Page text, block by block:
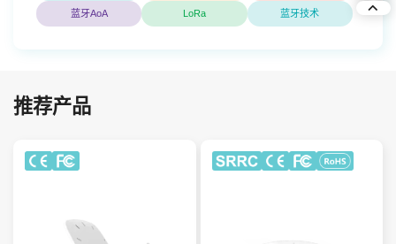
蓝牙AoA LoRa 蓝牙技术
推荐产品
亚米级定位
400㎡ 覆盖范围